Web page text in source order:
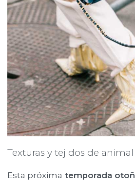
Texturas y tejidos de
Esta próxima temporada